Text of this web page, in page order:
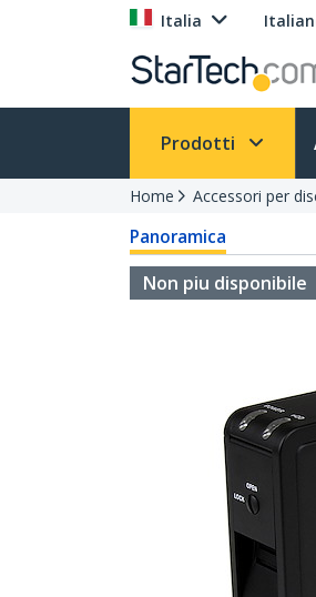
Italia
Prodotti
Home Accessori per
Panoramica
Non piu disponibile